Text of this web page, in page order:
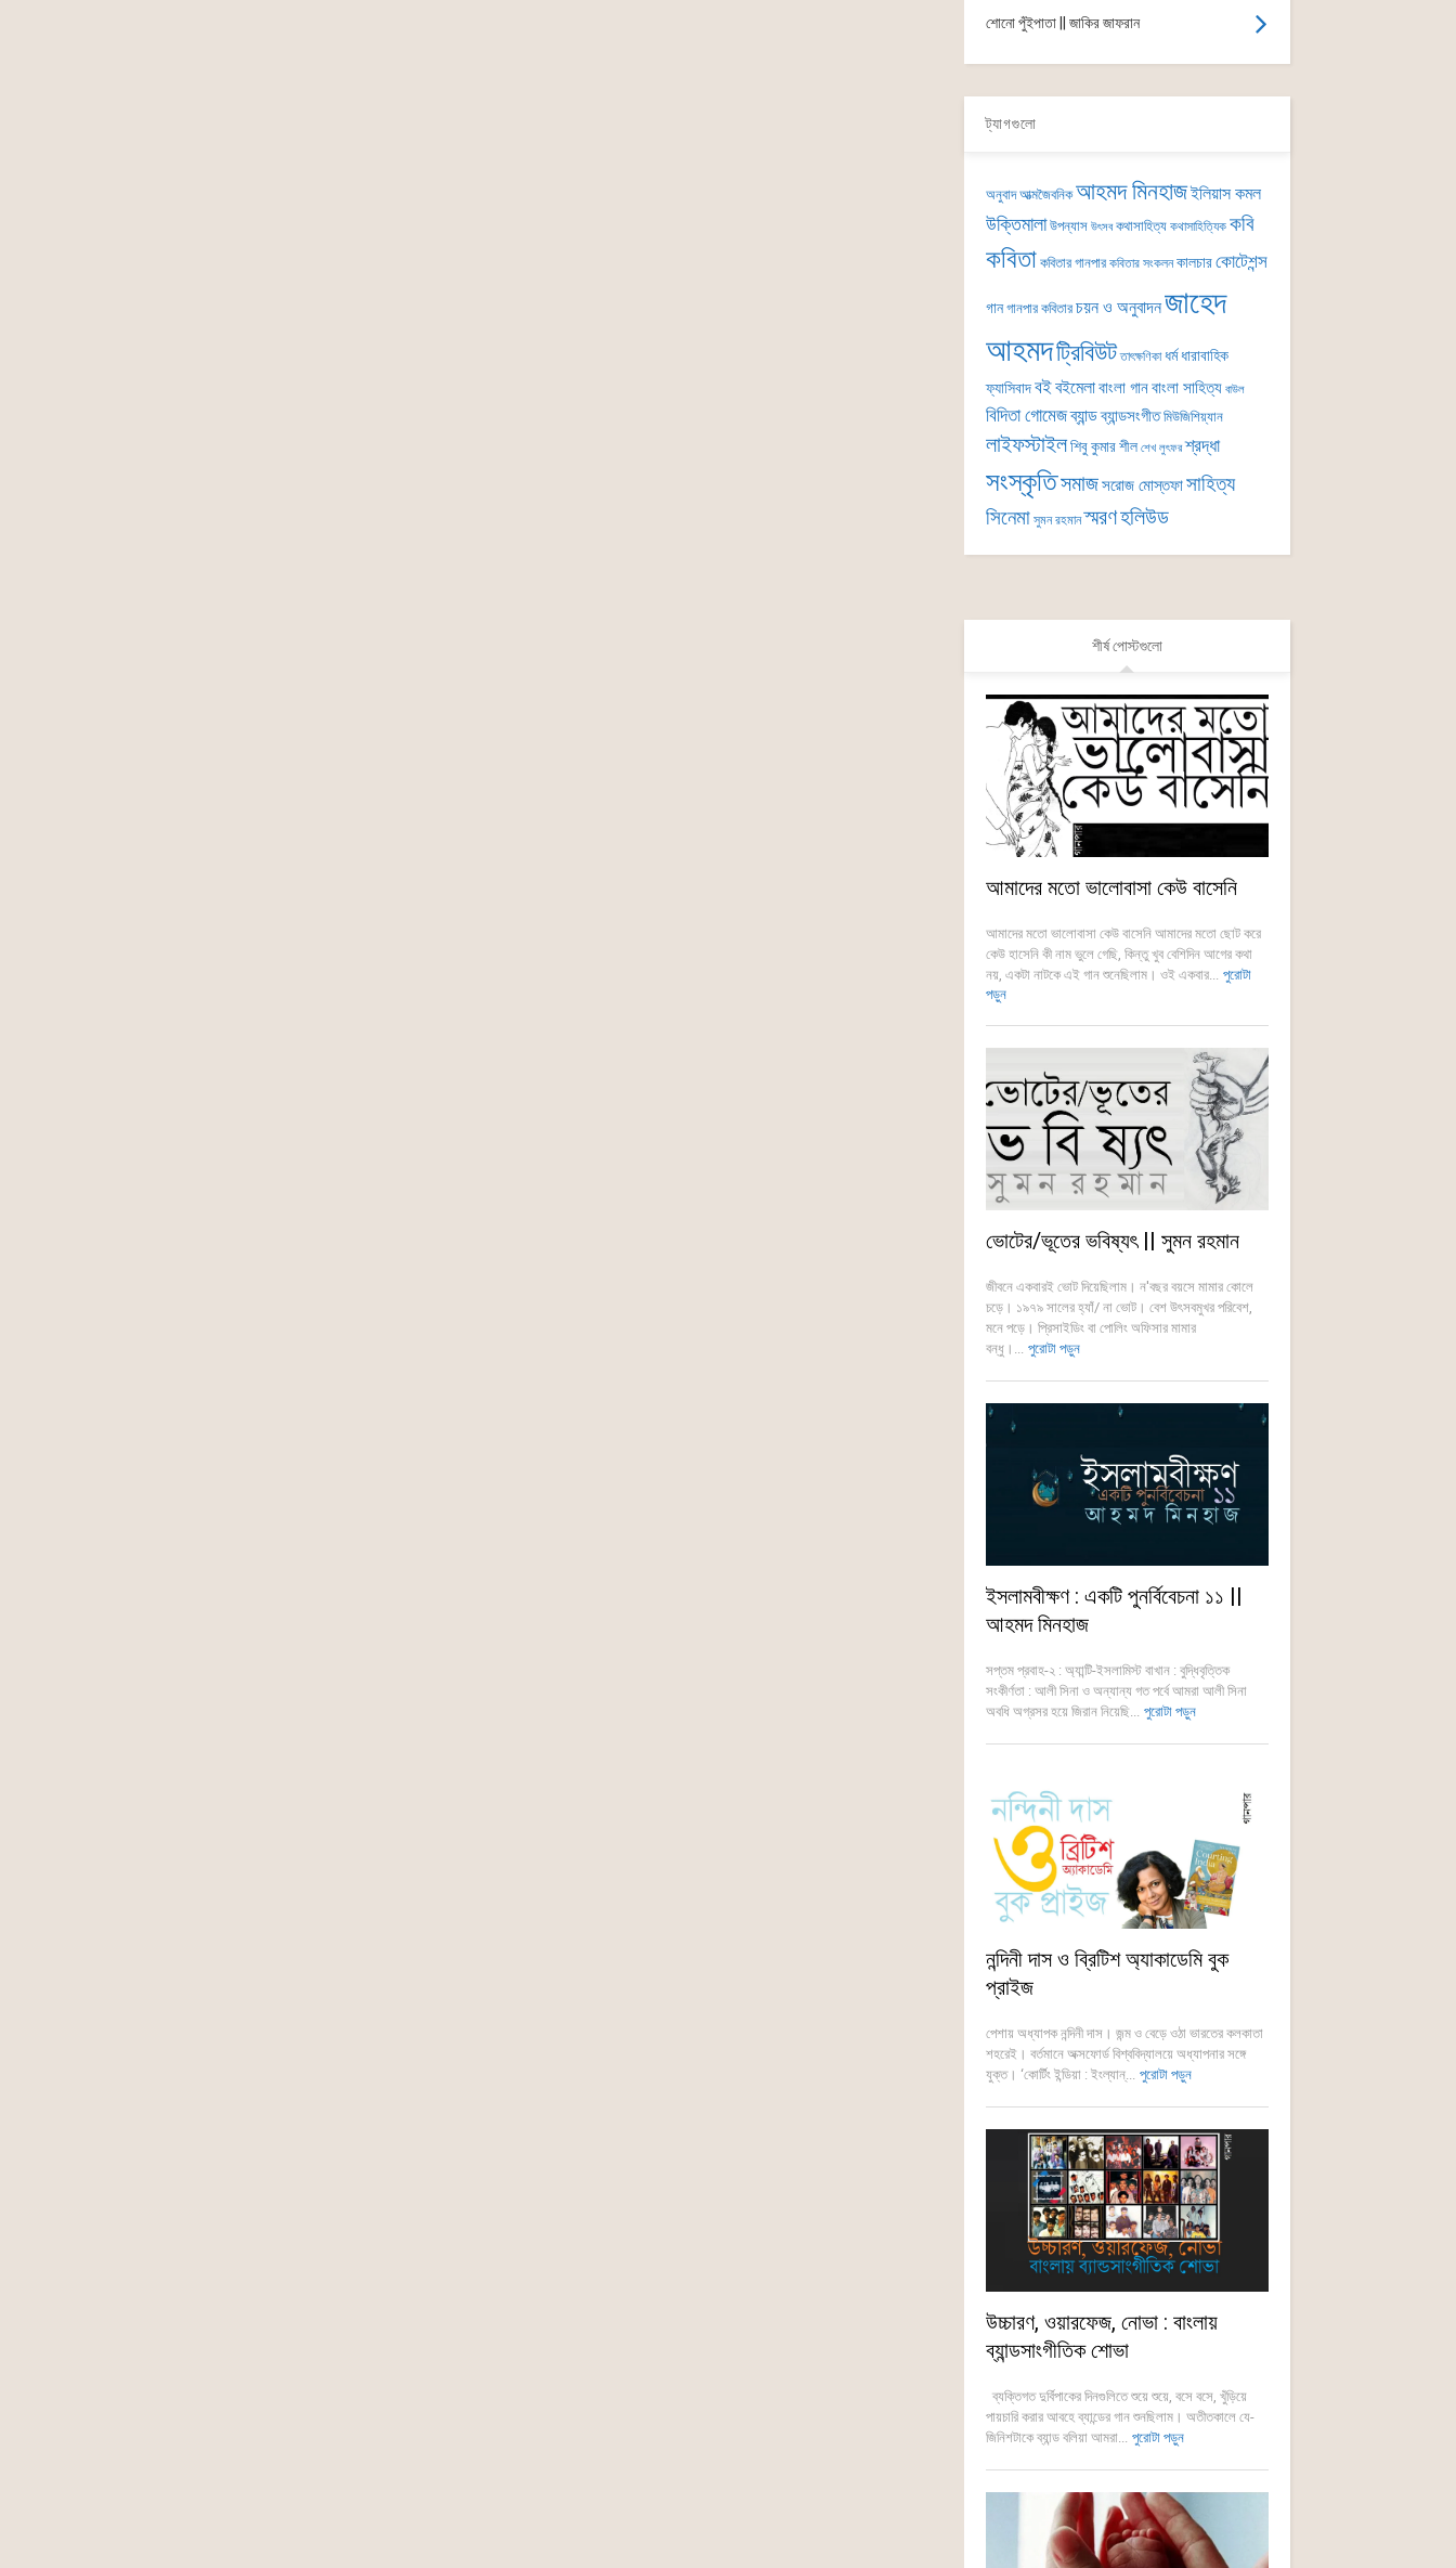
শোনো পুঁইপাতা || জাকির জাফরান
ট্যাগগুলো
অনুবাদ আত্মজৈবনিক আহমদ মিনহাজইলিয়াস কমল
উক্তিমালা উপন্যাস উৎসব কথাসাহিত্য কথাসাহিত্যিক কবি
কবিতা কবিতার গানপার কবিতার সংকলন কালচারকোটেশন্স
গান গানপার কবিতার চয়ন ও অনুবাদনজাহেদ
আহমদট্রিবিউট তাৎক্ষণিকা ধর্ম ধারাবাহিক
ফ্যাসিবাদবইবইমেলাবাংলা গানবাংলা সাহিত্য বাউল
বিদিতা গোমেজব্যান্ডব্যান্ডসংগীত মিউজিশিয়্যান
লাইফস্টাইলশিবু কুমার শীল শেখ লুৎফর শ্রদ্ধা
সংস্কৃতিসমাজসরোজ মোস্তফাসাহিত্য
সিনেমা সুমন রহমান স্মরণহলিউড
শীর্ষ পোস্টগুলো
আমাদের মতো ভালোবাসা কেউ বাসেনি
আমাদের মতো ভালোবাসা কেউ বাসেনি আমাদের মতো ছোট করে
কেউ হাসেনি কী নাম ভুলে গেছি, কিন্তু খুব বেশিদিন আগের কথা
নয়, একটা নাটকে এই গান শুনেছিলাম। ওই একবার... পুরোটা
পড়ুন
ভোটের/ভূতের ভবিষ্যৎ || সুমন রহমান
জীবনে একবারই ভোট দিয়েছিলাম। ন'বছর বয়সে মামার কোলে
চড়ে। ১৯৭৯ সালের হ্যাঁ/ না ভোট। বেশ উৎসবমুখর পরিবেশ,
মনে পড়ে। প্রিসাইডিং বা পোলিং অফিসার মামার
বন্ধু।... পুরোটা পড়ুন
ইসলামবীক্ষণ : একটি পুনর্বিবেচনা ১১ ||
আহমদ মিনহাজ
সপ্তম প্রবাহ-২ : অ্যান্টি-ইসলামিস্ট বাখান : বুদ্ধিবৃত্তিক
সংকীর্ণতা : আলী সিনা ও অন্যান্য গত পর্বে আমরা আলী সিনা
অবধি অগ্রসর হয়ে জিরান নিয়েছি... পুরোটা পড়ুন
নন্দিনী দাস ও ব্রিটিশ অ্যাকাডেমি বুক
প্রাইজ
পেশায় অধ্যাপক নন্দিনী দাস। জন্ম ও বেড়ে ওঠা ভারতের কলকাতা
শহরেই। বর্তমানে অক্সফোর্ড বিশ্ববিদ্যালয়ে অধ্যাপনার সঙ্গে
যুক্ত। ‘কোর্টিং ইন্ডিয়া : ইংল্যান্... পুরোটা পড়ুন
উচ্চারণ, ওয়ারফেজ, নোভা : বাংলায়
ব্যান্ডসাংগীতিক শোভা
ব্যক্তিগত দুর্বিপাকের দিনগুলিতে শুয়ে শুয়ে, বসে বসে, খুঁড়িয়ে
পায়চারি করার আবহে ব্যান্ডের গান শুনছিলাম। অতীতকালে যে-
জিনিশটাকে ব্যান্ড বলিয়া আমরা... পুরোটা পড়ুন